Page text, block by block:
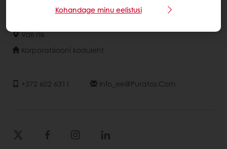
Kohandage minu eelistusi
Võta ühendust
Vali riik
Korporatsiooni koduleht
+372 602 6311 Info_ee@puratos.com